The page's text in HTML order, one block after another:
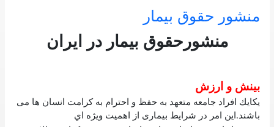
منشور حقوق بیمار
منشورحقوق بيمار در ايران
بينش و ارزش
يكايك افراد جامعه متعهد به حفظ و احترام به كرامت انسان ها می
باشند.اين امر در شرايط بيماری از اهميت ويژه اي